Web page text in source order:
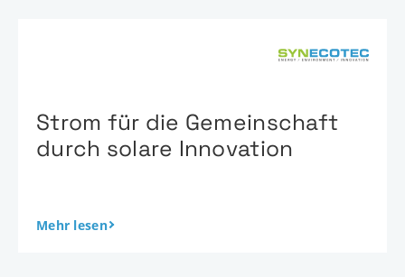
Strom für die Gemeinschaft
durch solare Innovation
Mehr lesen